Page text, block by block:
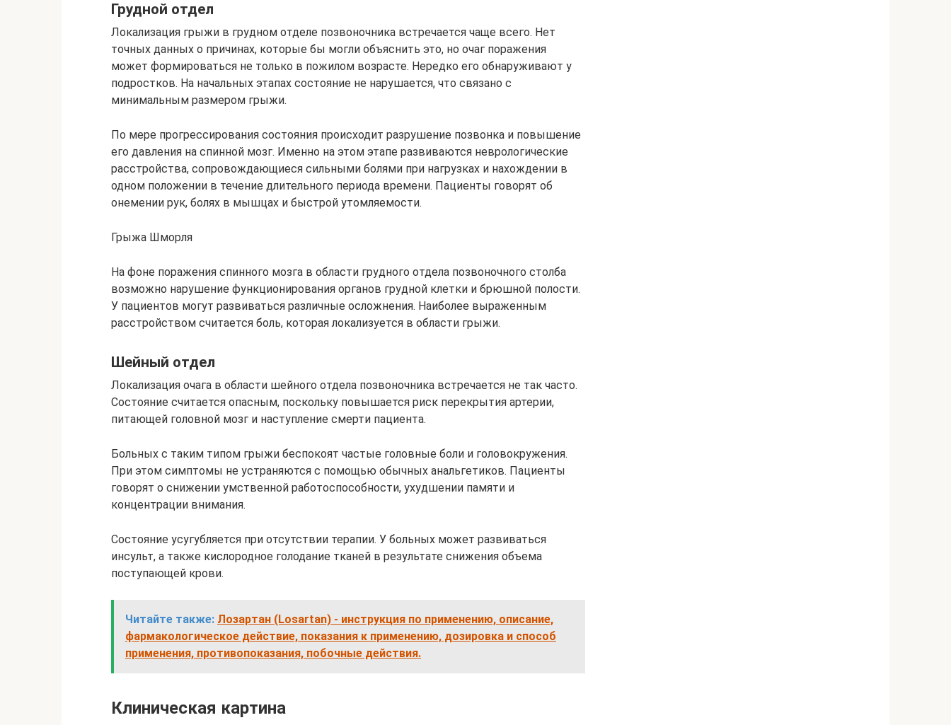
Грудной отдел
Локализация грыжи в грудном отделе позвоночника встречается чаще всего. Нет
точных данных о причинах, которые бы могли объяснить это, но очаг поражения
может формироваться не только в пожилом возрасте. Нередко его обнаруживают у
подростков. На начальных этапах состояние не нарушается, что связано с
минимальным размером грыжи.
По мере прогрессирования состояния происходит разрушение позвонка и повышение
его давления на спинной мозг. Именно на этом этапе развиваются неврологические
расстройства, сопровождающиеся сильными болями при нагрузках и нахождении в
одном положении в течение длительного периода времени. Пациенты говорят об
онемении рук, болях в мышцах и быстрой утомляемости.
Грыжа Шморля
На фоне поражения спинного мозга в области грудного отдела позвоночного столба
возможно нарушение функционирования органов грудной клетки и брюшной полости.
У пациентов могут развиваться различные осложнения. Наиболее выраженным
расстройством считается боль, которая локализуется в области грыжи.
Шейный отдел
Локализация очага в области шейного отдела позвоночника встречается не так часто.
Состояние считается опасным, поскольку повышается риск перекрытия артерии,
питающей головной мозг и наступление смерти пациента.
Больных с таким типом грыжи беспокоят частые головные боли и головокружения.
При этом симптомы не устраняются с помощью обычных анальгетиков. Пациенты
говорят о снижении умственной работоспособности, ухудшении памяти и
концентрации внимания.
Состояние усугубляется при отсутствии терапии. У больных может развиваться
инсульт, а также кислородное голодание тканей в результате снижения объема
поступающей крови.
Читайте также: Лозартан (Losartan) - инструкция по применению, описание,
фармакологическое действие, показания к применению, дозировка и способ
применения, противопоказания, побочные действия.
Клиническая картина